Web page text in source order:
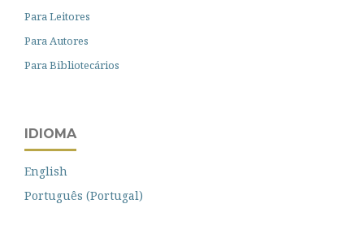
Para Leitores
Para Autores
Para Bibliotecários
IDIOMA
English
Português (Portugal)